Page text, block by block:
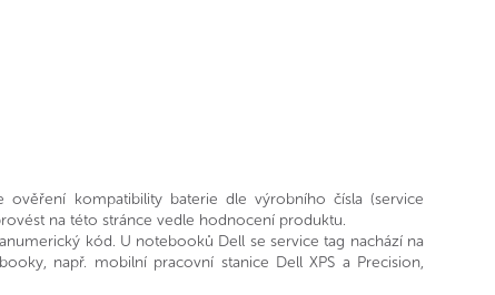
ověření kompatibility baterie dle výrobního čísla (service
na této stránce vedle hodnocení produktu.
kód. U notebooků Dell se service tag nachází na
např. mobilní pracovní stanice Dell XPS a Precision,